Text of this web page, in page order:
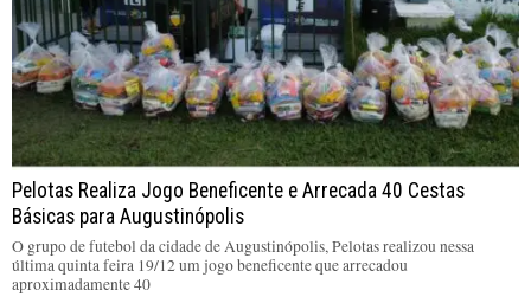
Pelotas Realiza Jogo Beneficente e Arrecada 40 Cestas
Básicas para Augustinópolis
O grupo de futebol da cidade de Augustinópolis, Pelotas realizou nessa
última quinta feira 19/12 um jogo beneficente que arrecadou
aproximadamente 40